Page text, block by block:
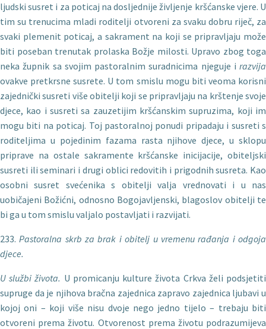
ljudski susret i za poticaj na dosljednije življenje kršćanske vjere. U
tim su trenucima mladi roditelji otvoreni za svaku dobru riječ, za
svaki plemenit poticaj, a sakrament na koji se pripravljaju može
biti poseban trenutak prolaska Božje milosti. Upravo zbog toga
neka župnik sa svojim pastoralnim suradnicima njeguje i razvija
ovakve pretkrsne susrete. U tom smislu mogu biti veoma korisni
zajednički susreti više obitelji koji se pripravljaju na krštenje svoje
djece, kao i susreti sa zauzetijim kršćanskim supruzima, koji im
mogu biti na poticaj. Toj pastoralnoj ponudi pripadaju i susreti s
roditeljima u pojedinim fazama rasta njihove djece, u sklopu
priprave na ostale sakramente kršćanske inicijacije, obiteljski
susreti ili seminari i drugi oblici redovitih i prigodnih susreta. Kao
osobni susret svećenika s obitelji valja vrednovati i u nas
uobičajeni Božićni, odnosno Bogojavljenski, blagoslov obitelji te
bi ga u tom smislu valjalo postavljati i razvijati.
233.Pastoralna skrb za brak i obitelj u vremenu rađanja i odgoja
djece.
U službi života. U promicanju kulture života Crkva želi pod­sjetiti
supruge da je njihova bračna zajednica zapravo zajednica ljubavi u
kojoj oni – koji više nisu dvoje nego jedno tijelo – trebaju biti
otvoreni prema životu. Otvorenost prema životu podrazumijeva